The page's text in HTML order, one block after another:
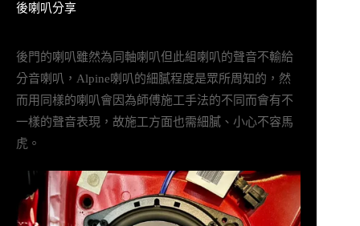
後喇叭分享
後門的喇叭雖然為同軸喇叭但此組喇叭的聲音不輸給
分音喇叭，Alpine喇叭的細膩程度是眾所周知的，然
而用同樣的喇叭會因為師傅施工手法的不同而會有不
一樣的聲音表現，故施工方面也需細膩、小心不容馬
虎。